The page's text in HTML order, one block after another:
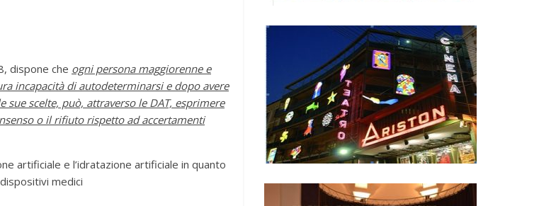
dispone che ogni persona maggiorenne e
incapacità di autodeterminarsi e dopo avere
scelte, può, attraverso le DAT, esprimere
o il rifiuto rispetto ad accertamenti
artificiale e l’idratazione artificiale in quanto
medici